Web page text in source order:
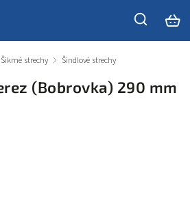
Šikmé strechy / Šindlové strechy
(Bobrovka) 290 mm